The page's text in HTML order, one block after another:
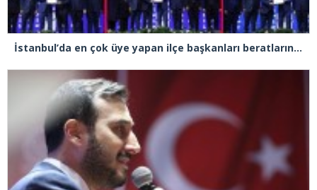
İstanbul’da en çok üye yapan ilçe başkanları beratlarını Cumhurbaşkanı Erdoğan’ın elinden aldı